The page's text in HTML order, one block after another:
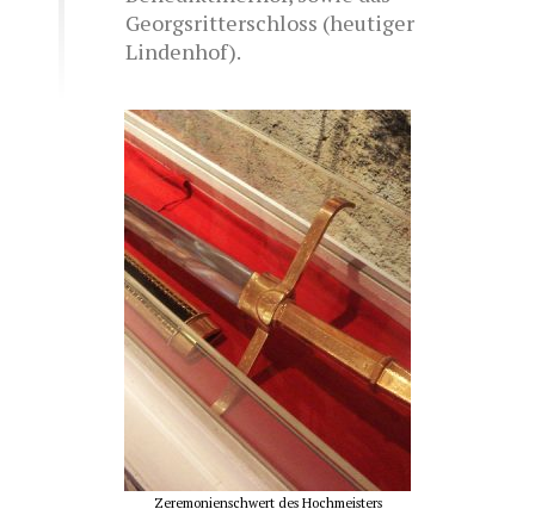
Georgsritterschloss (heutiger
Lindenhof).
Zeremonienschwert des Hochmeisters